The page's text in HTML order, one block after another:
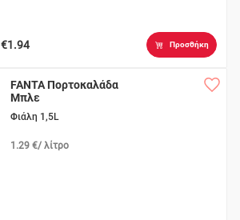
€1.94 Προσθήκη
FANTA Πορτοκαλάδα
Μπλε
Φιάλη 1,5L
1.29 €/ λίτρο